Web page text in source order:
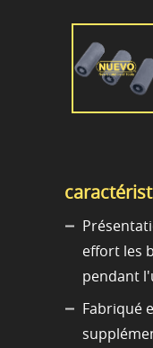
effort les
pendant
Fabriqué